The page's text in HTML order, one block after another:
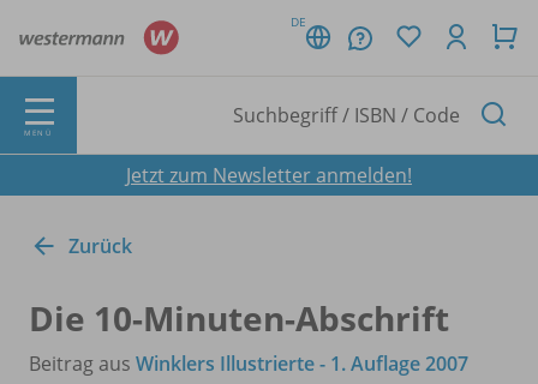
DE
MENÜ
Jetzt zum Newsletter anmelden!
Zurück
Die 10-Minuten-Abschrift
Beitrag aus Winklers Illustrierte - 1. Auflage 2007